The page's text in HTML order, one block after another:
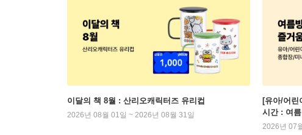
이달의 책 8월 : 산리오캐릭터즈 유리컵
2026년 08월 01일 ~ 2026년 08월 31일
[유아/어린
시간 : 여
2026년 07